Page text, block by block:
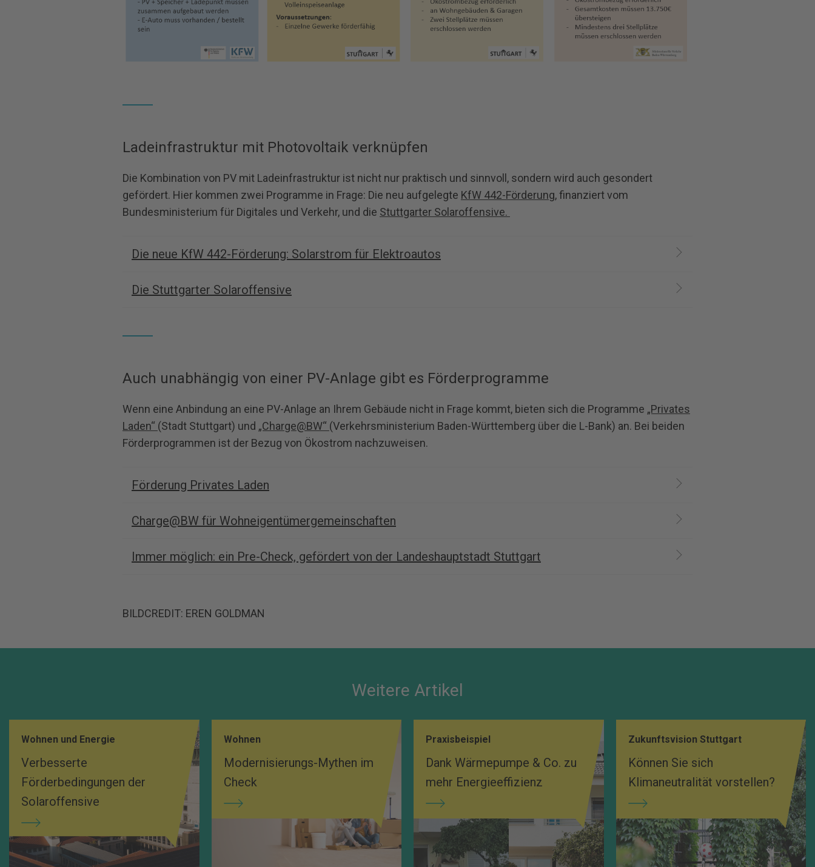
Ladeinfrastruktur mit Photovoltaik verknüpfen
Die Kombination von PV mit Ladeinfrastruktur ist nicht nur praktisch und sinnvoll, sondern wird auch gesondert
gefördert. Hier kommen zwei Programme in Frage: Die neu aufgelegte KfW 442-Förderung, finanziert vom
Bundesministerium für Digitales und Verkehr, und die Stuttgarter Solaroffensive.
Die neue KfW 442-Förderung: Solarstrom für Elektroautos
Die Stuttgarter Solaroffensive
Auch unabhängig von einer PV-Anlage gibt es Förderprogramme
Wenn eine Anbindung an eine PV-Anlage an Ihrem Gebäude nicht in Frage kommt, bieten sich die Programme „Privates
Laden“ (Stadt Stuttgart) und „Charge@BW“ (Verkehrsministerium Baden-Württemberg über die L-Bank) an. Bei beiden
Förderprogrammen ist der Bezug von Ökostrom nachzuweisen.
Förderung Privates Laden
Charge@BW für Wohneigentümergemeinschaften
Immer möglich: ein Pre-Check, gefördert von der Landeshauptstadt Stuttgart
BILDCREDIT: EREN GOLDMAN
Weitere Artikel
Wohnen und Energie
Verbesserte
Förderbedingungen der
Solaroffensive
Wohnen
Modernisierungs-Mythen im
Check
Praxisbeispiel
Dank Wärmepumpe & Co. zu
mehr Energieeffizienz
Zukunftsvision Stuttgart
Können Sie sich
Klimaneutralität vorstellen?